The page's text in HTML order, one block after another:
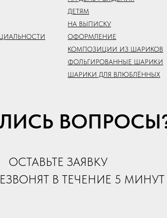
ДЕТЯМ
НА ВЫПИСКУ
ОФОРМЛЕНИЕ
КОМПОЗИЦИИ ИЗ ШАРИКОВ
ФОЛЬГИРОВАННЫЕ ШАРИКИ
ШАРИКИ ДЛЯ ВЛЮБЛЁННЫХ
ОСТАВЬТЕ ЗАЯВКУ
В ТЕЧЕНИЕ 5 МИНУТ